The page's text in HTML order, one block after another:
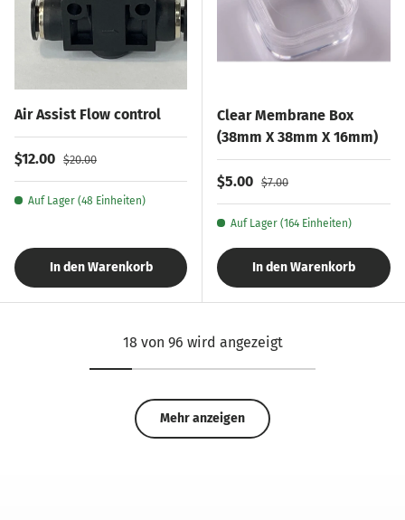
Air Assist Flow control
Verkaufspreis
$12.00 Normaler Preis
$20.00
Auf Lager (48 Einheiten)
In den Warenkorb
Clear Membrane Box
(38mm X 38mm X 16mm)
Verkaufspreis
$5.00 Normaler Preis
$7.00
Auf Lager (164 Einheiten)
In den Warenkorb
18 von 96 wird angezeigt
Mehr anzeigen